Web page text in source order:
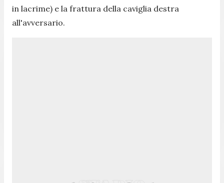
in lacrime) e la frattura della caviglia destra
all'avversario.